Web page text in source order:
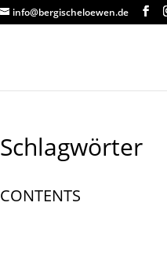
info@bergischeloewen.de
Schlagwörter
CONTENTS